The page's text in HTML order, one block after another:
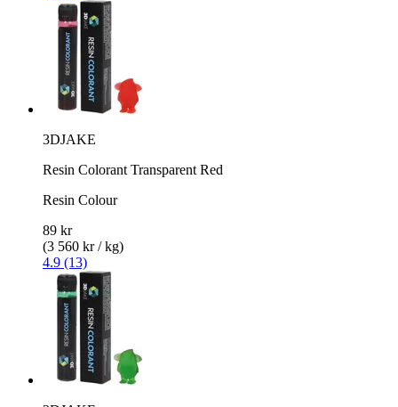
3DJAKE
Resin Colorant Transparent Red
Resin Colour
89 kr
(3 560 kr / kg)
4.9 (13)